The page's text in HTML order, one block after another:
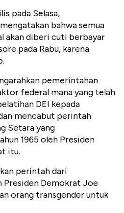
pada Selasa,
bahwa semua
akan diberi cuti berbayar
pada Rabu, karena
pemerintahan
federal mana yang telah
DEI kepada
mencabut perintah
Setara yang
1965 oleh Presiden
itu.
perintah dari
Demokrat Joe
orang transgender untuk